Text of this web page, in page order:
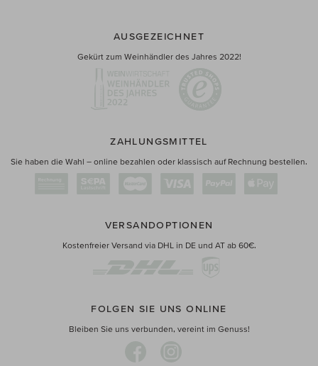
AUSGEZEICHNET
Gekürt zum Weinhändler des Jahres 2022!
ZAHLUNGSMITTEL
Sie haben die Wahl – online bezahlen oder klassisch auf Rechnung bestellen.
VERSANDOPTIONEN
Kostenfreier Versand via DHL in DE und AT ab 60€.
FOLGEN SIE UNS ONLINE
Bleiben Sie uns verbunden, vereint im Genuss!